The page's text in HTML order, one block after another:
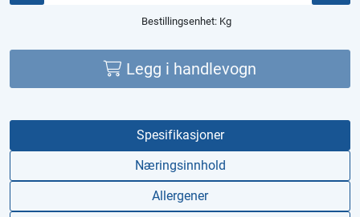
Bestillingsenhet: Kg
Legg i handlevogn
Spesifikasjoner
Næringsinnhold
Allergener